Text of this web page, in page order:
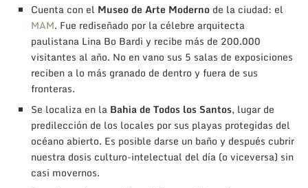
Cuenta con el Museo de Arte Moderno de la ciudad: el
MAM. Fue rediseñado por la célebre arquitecta
paulistana Lina Bo Bardi y recibe más de 200.000
visitantes al año. No en vano sus 5 salas de exposiciones
reciben a lo más granado de dentro y fuera de sus
fronteras.
Se localiza en la Bahia de Todos los Santos, lugar de
predilección de los locales por sus playas protegidas del
océano abierto. Es posible darse un baño y después cubrir
nuestra dosis culturo-intelectual del día (o viceversa) sin
casi movernos.